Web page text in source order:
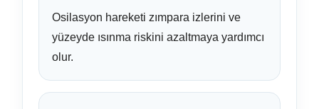
Osilasyon hareketi zımpara izlerini ve
yüzeyde ısınma riskini azaltmaya yardımcı
olur.